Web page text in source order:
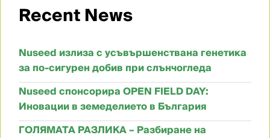
Recent News
Nuseed излиза с усъвършенствана генетика
за по-сигурен добив при слънчогледа
Nuseed спонсорира OPEN FIELD DAY:
Иновации в земеделието в България
ГОЛЯМАТА РАЗЛИКА – Разбиране на